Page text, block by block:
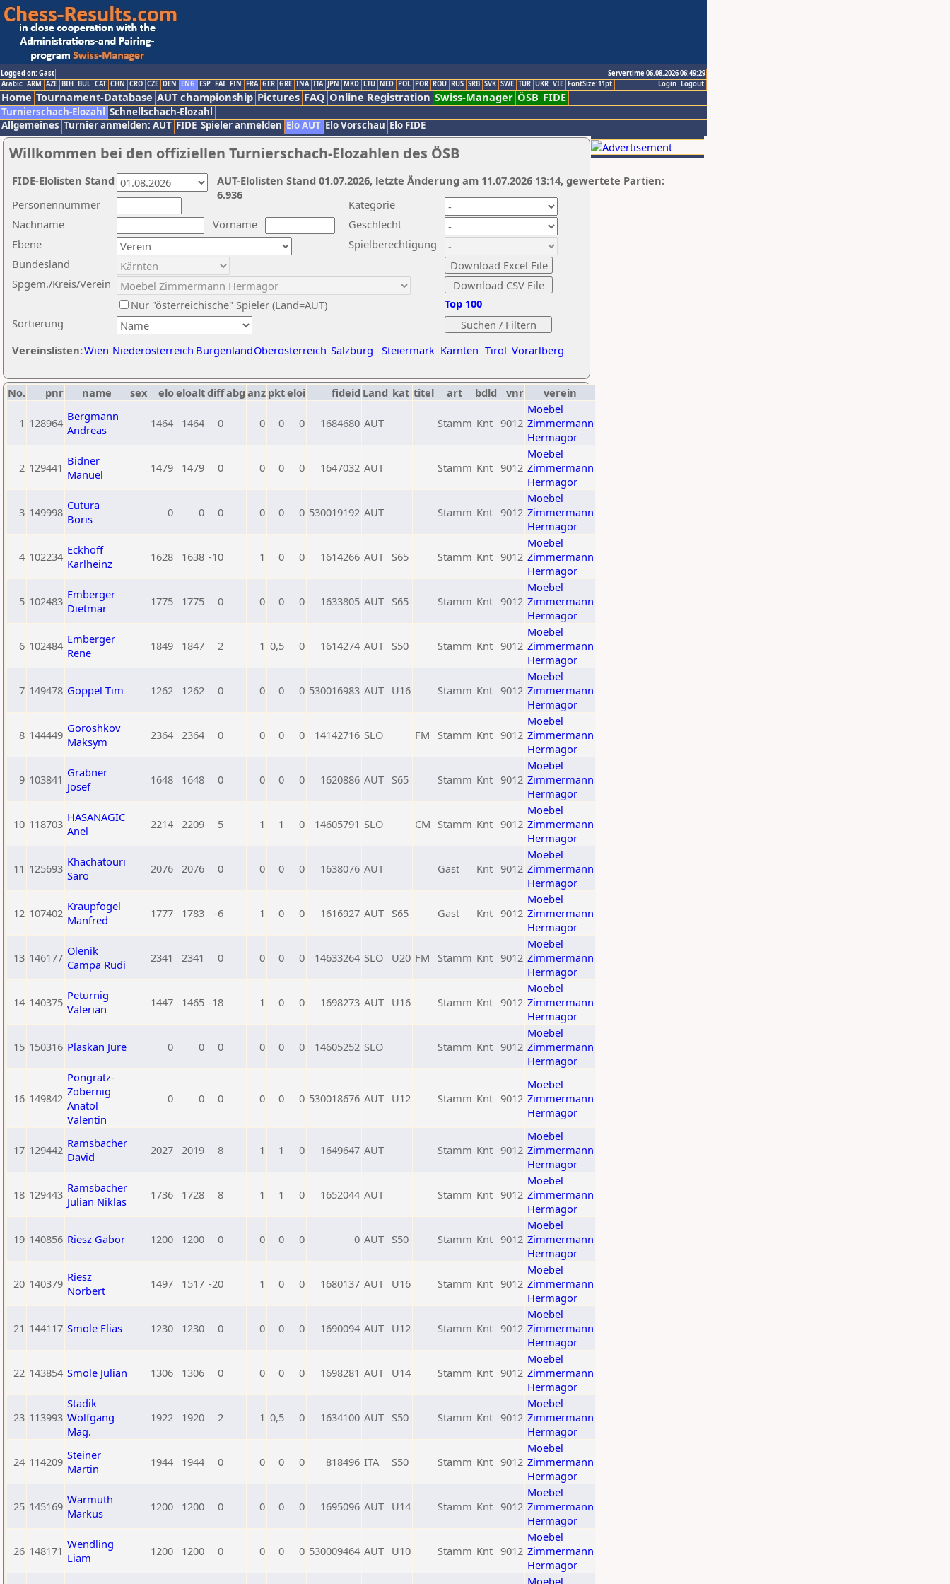
Logged on: Gast
Servertime 06.08.2026 06:49:29
Logout
Login
Arabic ARM AZE BIH BUL CAT CHN CRO CZE DEN ENG ESP FAI FIN FRA GER GRE INA ITA JPN MKD LTU NED POL POR ROU RUS SRB SVK SWE TUR UKR VIE FontSize:11pt
Home Tournament-Database AUT championship Pictures FAQ Online Registration Swiss-Manager ÖSB FIDE
Turnierschach-Elozahl Schnellschach-Elozahl
Allgemeines Turnier anmelden: AUT FIDE Spieler anmelden Elo AUT Elo Vorschau Elo FIDE
Willkommen bei den offiziellen Turnierschach-Elozahlen des ÖSB
Nachname
Vorname
Ebene
Kategorie
Sortierung
Personennummer
Bundesland
Spgem./Kreis/Verein
Geschlecht
Nur "österreichische" Spieler (Land=AUT)
Spielberechtigung
Vereinslisten:Wien Niederösterreich BurgenlandOberösterreich Salzburg Steiermark Kärnten Tirol Vorarlberg
Top 100
AUT-Elolisten Stand 01.07.2026, letzte Änderung am 11.07.2026 13:14, gewertete Partien:
6.936
FIDE-Elolisten Stand
No. pnr name sex eloeloaltdiffabg anz pkteloi fideid Land kat titel art bdld vnr verein
1 128964 Bergmann
Andreas
1464 1464 0 0 0 0 1684680 AUT Stamm Knt 9012
Moebel
Zimmermann
Hermagor
2 129441 Bidner
Manuel
1479 1479 0 0 0 0 1647032 AUT Stamm Knt 9012
Moebel
Zimmermann
Hermagor
3 149998 Cutura
Boris
0 0 0 0 0 0 530019192 AUT Stamm Knt 9012
Moebel
Zimmermann
Hermagor
4 102234 Eckhoff
Karlheinz
1628 1638 -10 1 0 0 1614266 AUT S65 Stamm Knt 9012
Moebel
Zimmermann
Hermagor
5 102483 Emberger
Dietmar
1775 1775 0 0 0 0 1633805 AUT S65 Stamm Knt 9012
Moebel
Zimmermann
Hermagor
6 102484 Emberger
Rene
1849 1847 2 1 0,5 0 1614274 AUT S50 Stamm Knt 9012
Moebel
Zimmermann
Hermagor
7 149478 Goppel Tim 1262 1262 0 0 0 0 530016983 AUT U16 Stamm Knt 9012
Moebel
Zimmermann
Hermagor
8 144449 Goroshkov
Maksym
2364 2364 0 0 0 0 14142716 SLO FM Stamm Knt 9012
Moebel
Zimmermann
Hermagor
9 103841 Grabner
Josef
1648 1648 0 0 0 0 1620886 AUT S65 Stamm Knt 9012
Moebel
Zimmermann
Hermagor
10 118703 HASANAGIC
Anel
2214 2209 5 1 1 0 14605791 SLO CM Stamm Knt 9012
Moebel
Zimmermann
Hermagor
11 125693 Khachatouri
Saro
2076 2076 0 0 0 0 1638076 AUT Gast Knt 9012
Moebel
Zimmermann
Hermagor
12 107402 Kraupfogel
Manfred
1777 1783 -6 1 0 0 1616927 AUT S65 Gast Knt 9012
Moebel
Zimmermann
Hermagor
13 146177 Olenik
Campa Rudi
2341 2341 0 0 0 0 14633264 SLO U20 FM Stamm Knt 9012
Moebel
Zimmermann
Hermagor
14 140375 Peturnig
Valerian
1447 1465 -18 1 0 0 1698273 AUT U16 Stamm Knt 9012
Moebel
Zimmermann
Hermagor
15 150316 Plaskan Jure 0 0 0 0 0 0 14605252 SLO Stamm Knt 9012
Moebel
Zimmermann
Hermagor
16 149842
Pongratz-
Zobernig
Anatol
Valentin
0 0 0 0 0 0 530018676 AUT U12 Stamm Knt 9012
Moebel
Zimmermann
Hermagor
17 129442 Ramsbacher
David
2027 2019 8 1 1 0 1649647 AUT Stamm Knt 9012
Moebel
Zimmermann
Hermagor
18 129443 Ramsbacher
Julian Niklas
1736 1728 8 1 1 0 1652044 AUT Stamm Knt 9012
Moebel
Zimmermann
Hermagor
19 140856 Riesz Gabor 1200 1200 0 0 0 0 0 AUT S50 Stamm Knt 9012
Moebel
Zimmermann
Hermagor
20 140379 Riesz
Norbert
1497 1517 -20 1 0 0 1680137 AUT U16 Stamm Knt 9012
Moebel
Zimmermann
Hermagor
21 144117 Smole Elias 1230 1230 0 0 0 0 1690094 AUT U12 Stamm Knt 9012
Moebel
Zimmermann
Hermagor
22 143854 Smole Julian 1306 1306 0 0 0 0 1698281 AUT U14 Stamm Knt 9012
Moebel
Zimmermann
Hermagor
23 113993
Stadik
Wolfgang
Mag.
1922 1920 2 1 0,5 0 1634100 AUT S50 Stamm Knt 9012
Moebel
Zimmermann
Hermagor
24 114209 Steiner
Martin
1944 1944 0 0 0 0 818496 ITA S50 Stamm Knt 9012
Moebel
Zimmermann
Hermagor
25 145169 Warmuth
Markus
1200 1200 0 0 0 0 1695096 AUT U14 Stamm Knt 9012
Moebel
Zimmermann
Hermagor
26 148171 Wendling
Liam
1200 1200 0 0 0 0 530009464 AUT U10 Stamm Knt 9012
Moebel
Zimmermann
Hermagor
Moebel